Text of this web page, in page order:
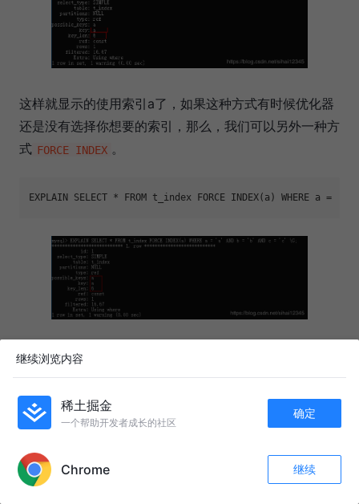
这样就显示的使用索引a了，如果这种方式有时候优化器
还是没有选择你想要的索引，那么，我们可以另外一种方
式 FORCE INDEX 。
EXPLAIN SELECT * FROM t_index FORCE INDEX(a) WHERE a =
这种方式则一定会选择你想要的索引。
2.3 索引优化
Multi-Range Read 优化
28
继续浏览内容
稀土掘金
一个帮助开发者成长的社区
确定
Chrome 继续